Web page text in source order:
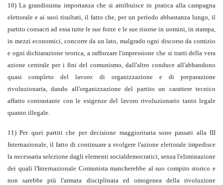
10) La grandissima importanza che si attribuisce in pratica alla campagna
elettorale e ai suoi risultati, il fatto che, per un periodo abbastanza lungo, il
partito consacri ad essa tutte le sue forze e le sue risorse in uomini, in stampa,
in mezzi economici, concorre da un lato, malgrado ogni discorso da comizio
e ogni dichiarazione teorica, a rafforzare l'impressione che si tratti della vera
azione centrale per i fini del comunismo, dall'altro conduce all'abbandono
quasi completo del lavoro di organizzazione e di preparazione
rivoluzionaria, dando all'organizzazione del partito un carattere tecnico
affatto contrastante con le esigenze del lavoro rivoluzionario tanto legale
quanto illegale.
11) Per quei partiti che per decisione maggioritaria sono passati alla III
Internazionale, il fatto di continuare a svolgere l'azione elettorale impedisce
la necessaria selezione dagli elementi socialdemocratici, senza l'eliminazione
dei quali l'Internazionale Comunista mancherebbe al suo compito storico e
non sarebbe più l'armata disciplinata ed omogenea della rivoluzione